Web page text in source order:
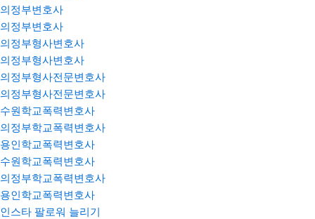
의정부변호사
의정부변호사
의정부형사변호사
의정부형사변호사
의정부형사전문변호사
의정부형사전문변호사
수원학교폭력변호사
의정부학교폭력변호사
용인학교폭력변호사
수원학교폭력변호사
의정부학교폭력변호사
용인학교폭력변호사
인스타 팔로워 늘리기